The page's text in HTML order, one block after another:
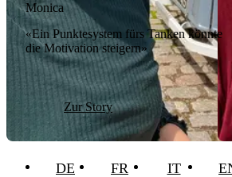
Monica
«Ein Punktesystem fürs Tanken könnte
die Motivation steigern»
Zur Story
DE FR IT